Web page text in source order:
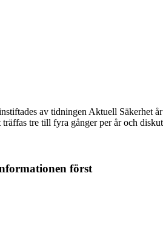
av tidningen Aktuell Säkerhet
tre till fyra gånger per år och
först